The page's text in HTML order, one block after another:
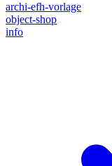
archi-efh-vorlage
object-shop
info